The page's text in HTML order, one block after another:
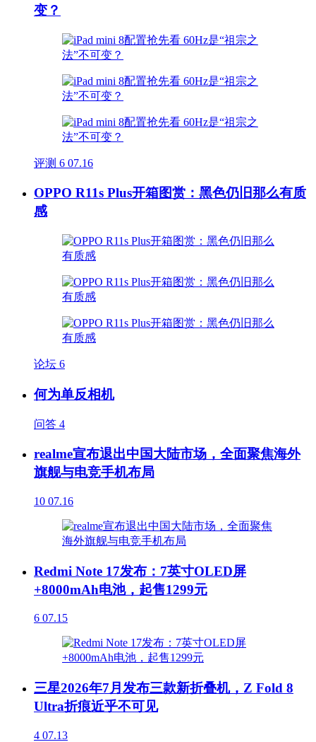
变？
评测 6 07.16
OPPO R11s Plus开箱图赏：黑色仍旧那么有质
感
论坛 6
何为单反相机
问答 4
realme宣布退出中国大陆市场，全面聚焦海外
旗舰与电竞手机布局
10 07.16
Redmi Note 17发布：7英寸OLED屏
+8000mAh电池，起售1299元
6 07.15
三星2026年7月发布三款新折叠机，Z Fold 8
Ultra折痕近乎不可见
4 07.13